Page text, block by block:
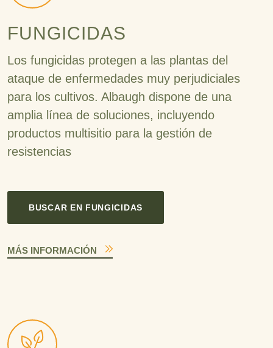
FUNGICIDAS
Los fungicidas protegen a las plantas del
ataque de enfermedades muy perjudiciales
para los cultivos. Albaugh dispone de una
amplia línea de soluciones, incluyendo
productos multisitio para la gestión de
resistencias
BUSCAR EN FUNGICIDAS
MÁS INFORMACIÓN